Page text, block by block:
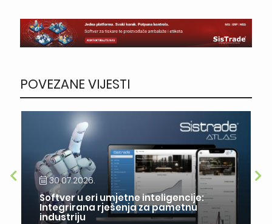
POVEZANE VIJESTI
30.07.2026.
Softver u eri umjetne inteligencije:
Integrirana rješenja za pametnu
industriju